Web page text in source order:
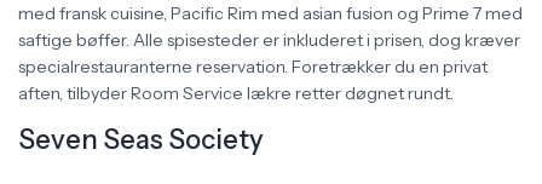
med fransk cuisine, Pacific Rim med asian fusion og Prime 7 med
saftige bøffer. Alle spisesteder er inkluderet i prisen, dog kræver
specialrestauranterne reservation. Foretrækker du en privat
aften, tilbyder Room Service lækre retter døgnet rundt.
Seven Seas Society